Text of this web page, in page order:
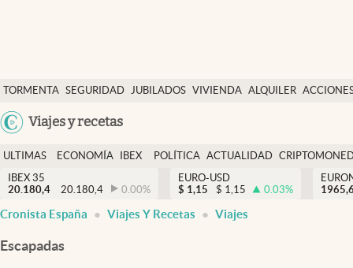
TORMENTA SEGURIDAD JUBILADOS VIVIENDA ALQUILER
USA
Viajes y recetas
Economía y finanzas
Política
Actualidad
Criptomonedas
España
ULTIMAS
NOTICIAS
ECONOMÍA
FINANZAS
IBEX
EURO
POLÍTICA ACTUALIDAD
IBEX 35
20.180,4
20.180,4 0.00%
EURO-USD
$ 1,15 $ 1,15 0.03%
Cronista España Viajes Y Recetas Viajes
Escapadas